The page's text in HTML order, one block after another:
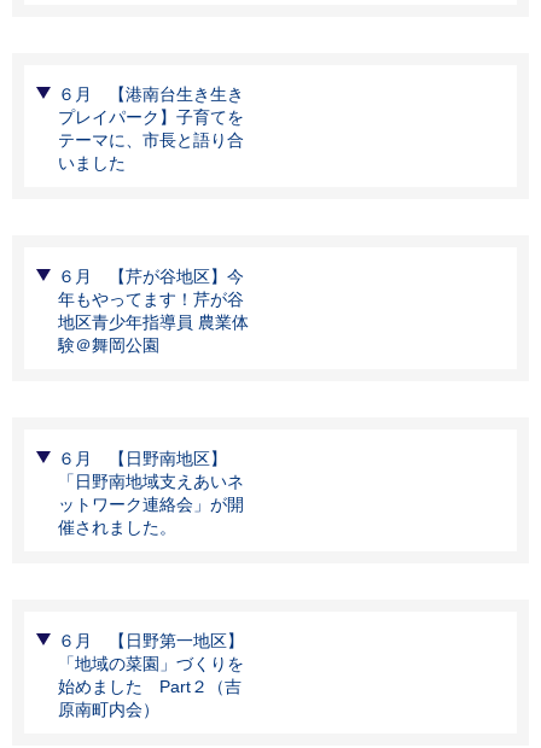
６月 【港南台生き生き
プレイパーク】子育てを
テーマに、市長と語り合
いました
６月 【芹が谷地区】今
年もやってます！芹が谷
地区青少年指導員 農業体
験＠舞岡公園
６月 【日野南地区】
「日野南地域支えあいネ
ットワーク連絡会」が開
催されました。
６月 【日野第一地区】
「地域の菜園」づくりを
始めました Part２（吉
原南町内会）